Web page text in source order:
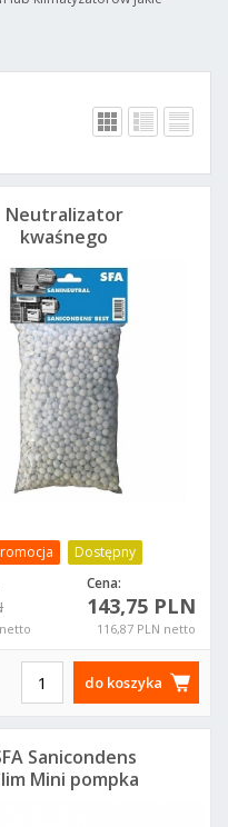
Dostępny
Cena:
143,75 PLN
116,87 PLN netto
Neutralizator
kwaśnego
Sanigranul
do koszyka
Sanicondens
Mini pompka